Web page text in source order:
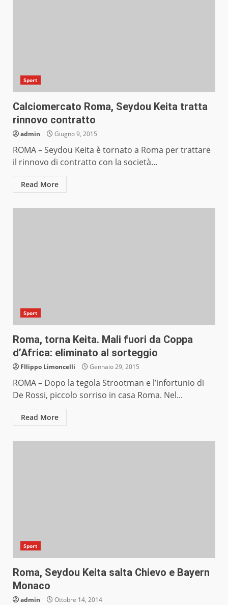
Sport
Calciomercato Roma, Seydou Keita tratta
rinnovo contratto
admin Giugno 9, 2015
ROMA – Seydou Keita è tornato a Roma per trattare
il rinnovo di contratto con la società...
Read More
Sport
Roma, torna Keita. Mali fuori da Coppa
d’Africa: eliminato al sorteggio
FIlippo Limoncelli Gennaio 29, 2015
ROMA – Dopo la tegola Strootman e l’infortunio di
De Rossi, piccolo sorriso in casa Roma. Nel...
Read More
Sport
Roma, Seydou Keita salta Chievo e Bayern
Monaco
admin Ottobre 14, 2014